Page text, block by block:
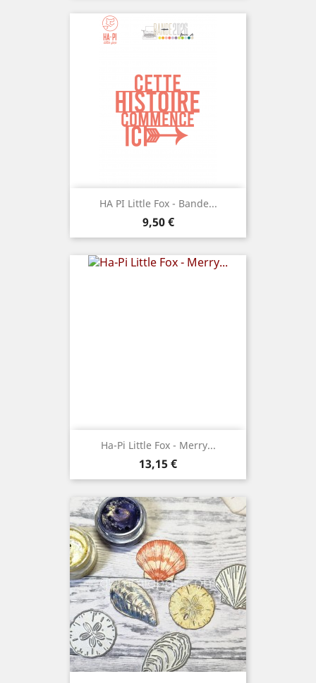
HA PI Little Fox - Bande...
Prix
9,50 €
Ha-Pi Little Fox - Merry...
Prix
13,15 €